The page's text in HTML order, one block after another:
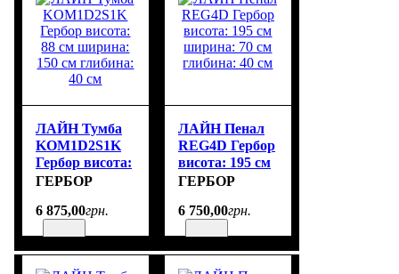
ЛАЙН Тумба
KOM1D2S1K
Гербор висота:
88 см ширина:
глибина: 40 см
ГЕРБОР
6 875,00грн.
ЛАЙН Пенал
REG4D Гербор
висота: 195 см
ширина: 70 см
ГЕРБОР
6 750,00грн.